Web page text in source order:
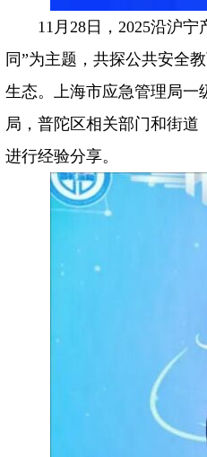
11月28日，2025沿沪
同”为主题，共探公共安全
生态。上海市应急管理局一
局，普陀区相关部门和街道
进行经验分享。